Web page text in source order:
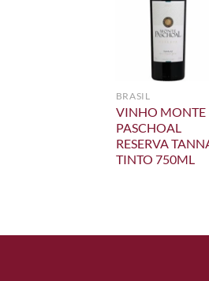
BRASIL
VINHO MONTE
PASCHOAL
RESERVA
TINTO 750ML